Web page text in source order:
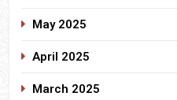
May 2025
April 2025
March 2025